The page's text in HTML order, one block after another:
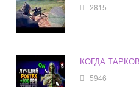
2815
КОГДА
5946